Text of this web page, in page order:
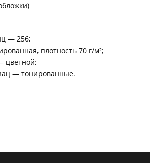
— 256;
плотность 70 г/м²;
цветной;
— тонированные.